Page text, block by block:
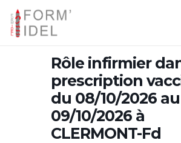
Rôle infirmier
prescription
du 08/10/2026 au
09/10/2026 à
CLERMONT-Fd